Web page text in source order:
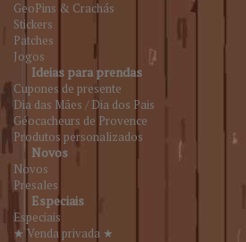
GeoPins & Crachás
Stickers
Patches
Jogos
Ideias para prendas
Cupones de presente
Dia das Mães / Dia dos Pais
Géocacheurs de Provence
Produtos personalizados
Novos
Novos
Presales
Especiais
Especiais
★ Venda privada ★